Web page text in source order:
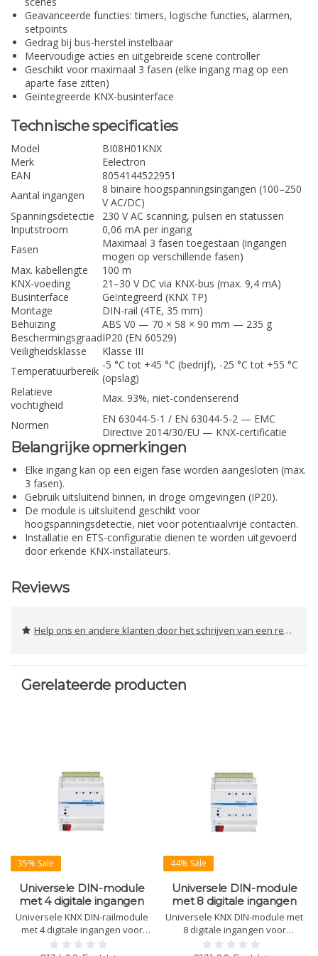
Geavanceerde functies: timers, logische functies, alarmen,
setpoints
Gedrag bij bus-herstel instelbaar
Meervoudige acties en uitgebreide scene controller
Geschikt voor maximaal 3 fasen (elke ingang mag op een
aparte fase zitten)
Geïntegreerde KNX-businterface
Technische specificaties
Model
BI08H01KNX
Merk
Eelectron
EAN
8054144522951
Aantal ingangen
8 binaire hoogspanningsingangen (100–250
V AC/DC)
Spanningsdetectie
230 V AC scanning, pulsen en statussen
Inputstroom
0,06 mA per ingang
Fasen
Maximaal 3 fasen toegestaan (ingangen
mogen op verschillende fasen)
Max. kabellengte
100 m
KNX-voeding
21–30 V DC via KNX-bus (max. 9,4 mA)
Businterface
Geïntegreerd (KNX TP)
Montage
DIN-rail (4TE, 35 mm)
Behuizing
ABS V0 — 70 × 58 × 90 mm — 235 g
BeschermingsgraadIP20 (EN 60529)
Veiligheidsklasse
Klasse III
Temperatuurbereik -5 °C tot +45 °C (bedrijf), -25 °C tot +55 °C
(opslag)
Relatieve
vochtigheid
Max. 93%, niet-condenserend
Normen
EN 63044-5-1 / EN 63044-5-2 — EMC
Directive 2014/30/EU — KNX-certificatie
Belangrijke opmerkingen
Elke ingang kan op een eigen fase worden aangesloten (max.
3 fasen).
Gebruik uitsluitend binnen, in droge omgevingen (IP20).
De module is uitsluitend geschikt voor
hoogspanningsdetectie, niet voor potentiaalvrije contacten.
Installatie en ETS-configuratie dienen te worden uitgevoerd
door erkende KNX-installateurs.
Reviews
Help ons en andere klanten door het schrijven van een review
Gerelateerde producten
35% Sale
Universele DIN-module
met 4 digitale ingangen
Universele KNX DIN-railmodule
met 4 digitale ingangen voor
potentiaalvrije contacten.
44% Sale
Universele DIN-module
met 8 digitale ingangen
Universele KNX DIN-module met
8 digitale ingangen voor
potentiaalvrije contacten.